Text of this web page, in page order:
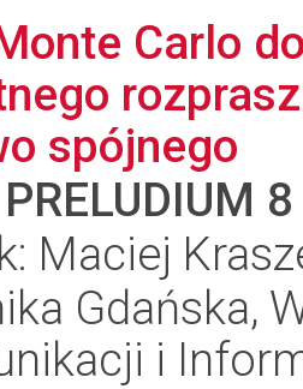
Carlo
spójnego
PRELUDIUM 8
Maciej
Gdańska,
i